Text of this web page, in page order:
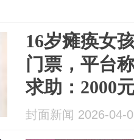
16岁瘫痪女
门票，平台
求助：2000
新消息：已
封面新闻 2026-04-